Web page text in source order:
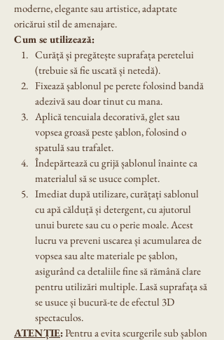
moderne, elegante sau artistice, adaptate
oricărui stil de amenajare.
Cum se utilizează:
Curăță și pregătește suprafața peretelui
(trebuie să fie uscată și netedă).
Fixează șablonul pe perete folosind bandă
adezivă sau doar tinut cu mana.
Aplică tencuiala decorativă, glet sau
vopsea groasă peste șablon, folosind o
spatulă sau trafalet.
Îndepărtează cu grijă șablonul înainte ca
materialul să se usuce complet.
Imediat după utilizare, curățați sablonul
cu apă călduță și detergent, cu ajutorul
unui burete sau cu o perie moale. Acest
lucru va preveni uscarea și acumularea de
vopsea sau alte materiale pe șablon,
asigurând ca detaliile fine să rămână clare
pentru utilizări multiple. Lasă suprafața să
se usuce și bucură-te de efectul 3D
spectaculos.
ATENȚIE: Pentru a evita scurgerile sub șablon